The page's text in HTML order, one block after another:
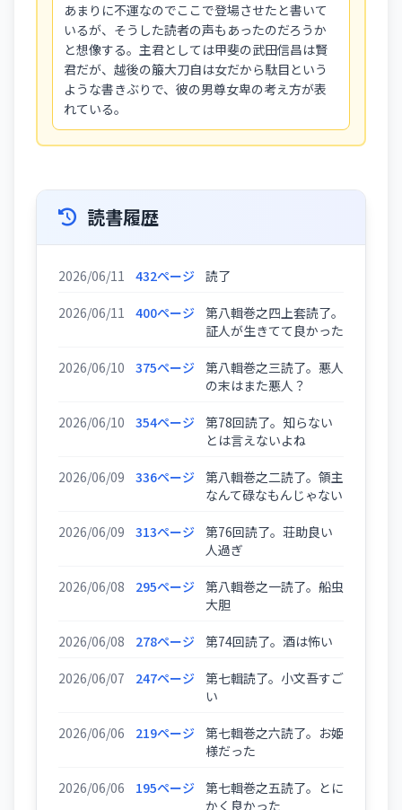
あまりに不運なのでここで登場させたと書いて
いるが、そうした読者の声もあったのだろうか
と想像する。主君としては甲斐の武田信昌は賢
君だが、越後の箙大刀自は女だから駄目という
ような書きぶりで、彼の男尊女卑の考え方が表
れている。
読書履歴
2026/06/11 432ページ 読了
2026/06/11 400ページ
第八輯巻之四上套読了。
証人が生きてて良かった
2026/06/10 375ページ
第八輯巻之三読了。悪人
の末はまた悪人？
2026/06/10 354ページ
第78回読了。知らない
とは言えないよね
2026/06/09 336ページ
第八輯巻之二読了。領主
なんて碌なもんじゃない
2026/06/09 313ページ
第76回読了。荘助良い
人過ぎ
2026/06/08 295ページ
第八輯巻之一読了。船虫
大胆
2026/06/08 278ページ 第74回読了。酒は怖い
2026/06/07 247ページ
第七輯読了。小文吾すご
い
2026/06/06 219ページ
第七輯巻之六読了。お姫
様だった
2026/06/06 195ページ
第七輯巻之五読了。とに
かく良かった